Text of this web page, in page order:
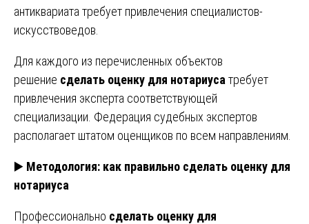
антиквариата требует привлечения специалистов-
искусствоведов.
Для каждого из перечисленных объектов
решение сделать оценку для нотариуса требует
привлечения эксперта соответствующей
специализации. Федерация судебных экспертов
располагает штатом оценщиков по всем направлениям.
▶️ Методология: как правильно сделать оценку для
нотариуса
Профессионально сделать оценку для